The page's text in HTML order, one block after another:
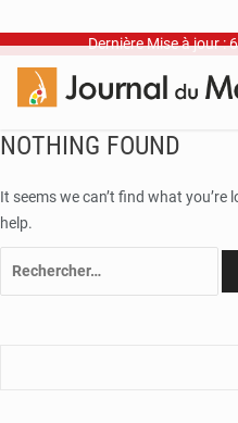
Dernière Mise à jour :
NOTHING FOUND
It seems we can’t find what
help.